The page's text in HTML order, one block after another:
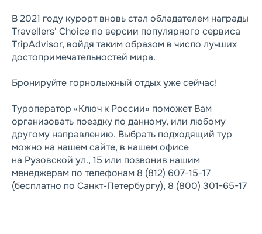
В 2021 году курорт вновь стал обладателем награды
Travellers' Choice по версии популярного сервиса
TripAdvisor, войдя таким образом в число лучших
достопримечательностей мира.
Бронируйте горнолыжный отдых уже сейчас!
Туроператор «Ключ к России» поможет Вам
организовать поездку по данному, или любому
другому направлению. Выбрать подходящий тур
можно на нашем сайте, в нашем офисе
на Рузовской ул., 15 или позвонив нашим
менеджерам по телефонам 8 (812) 607-15-17
(бесплатно по Санкт-Петербургу), 8 (800) 301-65-17